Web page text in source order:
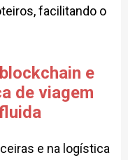
facilitando o
e
de viagem
e na logística